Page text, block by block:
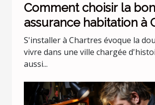
Comment choisir la
assurance habitation à
?
S'installer à Chartres évoque la
vivre dans une ville chargée
aussi...